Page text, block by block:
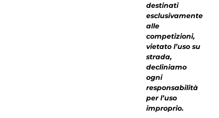
destinati
esclusivamente
alle
competizioni,
vietato l’uso su
strada,
decliniamo
ogni
responsabilità
per l’uso
improprio.